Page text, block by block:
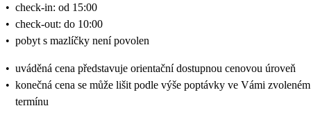
• check-in: od 15:00
• check-out: do 10:00
• pobyt s mazlíčky není povolen
• uváděná cena představuje orientační dostupnou cenovou úroveň
• konečná cena se může lišit podle výše poptávky ve Vámi zvoleném
termínu